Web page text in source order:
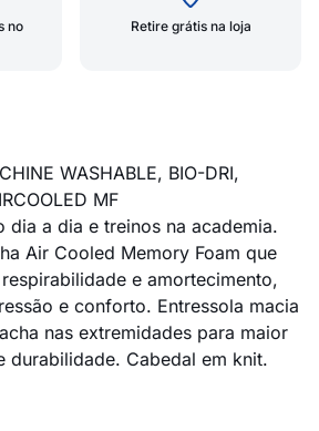
no
Retire grátis na loja
WASHABLE, BIO-DRI,
MF
dia a dia e treinos na academia.
Air Cooled Memory Foam que
e amortecimento,
e conforto. Entressola macia
nas extremidades para maior
durabilidade. Cabedal em knit.